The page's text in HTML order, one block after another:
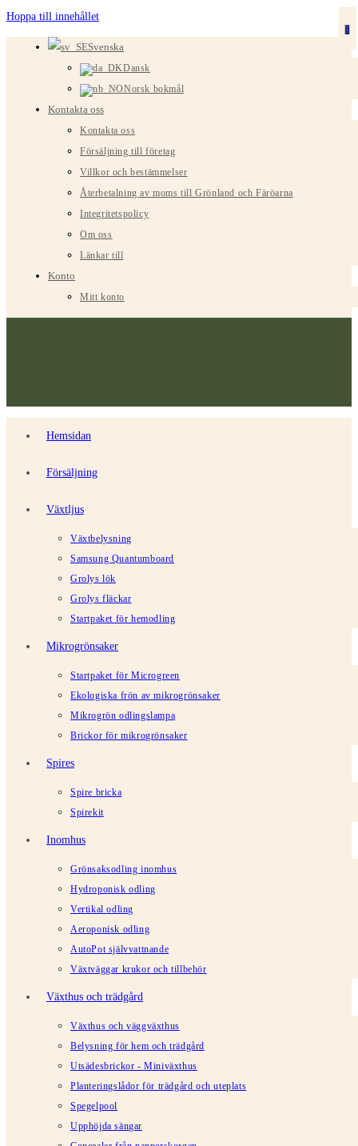
Hoppa till innehållet
Svenska
Dansk
Norsk bokmål
Kontakta oss
Kontakta oss
Försäljning till företag
Villkor och bestämmelser
Återbetalning av moms till Grönland och Färöarna
Integritetspolicy
Om oss
Länkar till
Konto
Mitt konto
Hemsidan
Försäljning
Växtljus
Växtbelysning
Samsung Quantumboard
Grolys lök
Grolys fläckar
Startpaket för hemodling
Mikrogrönsaker
Startpaket för Microgreen
Ekologiska frön av mikrogrönsaker
Mikrogrön odlingslampa
Brickor för mikrogrönsaker
Spires
Spire bricka
Spirekit
Inomhus
Grönsaksodling inomhus
Hydroponisk odling
Vertikal odling
Aeroponisk odling
AutoPot självvattnande
Växtväggar krukor och tillbehör
Växthus och trädgård
Växthus och väggväxthus
Belysning för hem och trädgård
Utsädesbrickor - Miniväxthus
Planteringslådor för trädgård och uteplats
Spegelpool
Upphöjda sängar
0